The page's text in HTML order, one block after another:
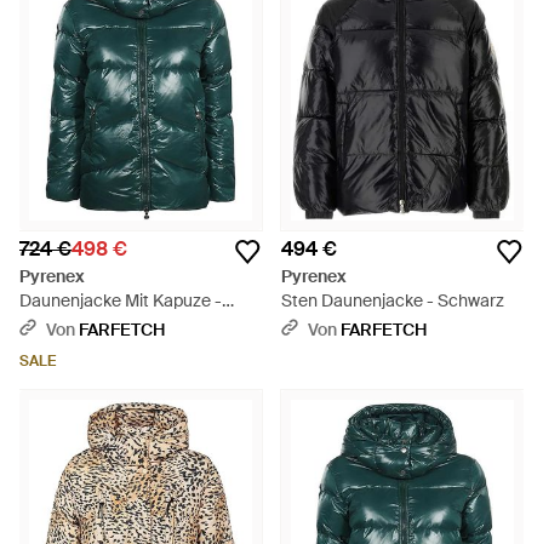
724 €498 €
Pyrenex
Daunenjacke Mit Kapuze -
GrünVon FARFETCH
SALE
494 €
Pyrenex
Sten Daunenjacke - Schwarz
Von FARFETCH